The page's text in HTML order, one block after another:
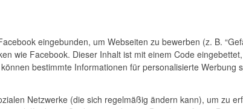
eingebunden, um Webseiten zu bewerben (z. B.
wie Facebook. Dieser Inhalt ist mit einem Code
bestimmte Informationen für personalisierte Werbung
Netzwerke (die sich regelmäßig ändern kann), um zu